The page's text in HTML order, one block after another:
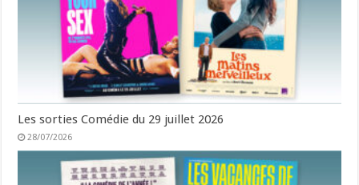
Les sorties Comédie du 29 juillet 2026
28/07/2026